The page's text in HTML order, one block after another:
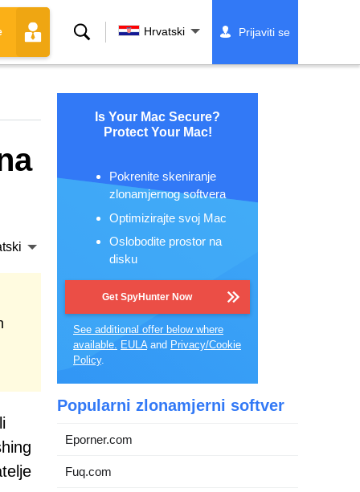
Traži Hrvatski Prijaviti se
Is Your Mac Secure?
Protect Your Mac!
Pokrenite skeniranje
zlonamjernog softvera
Optimizirajte svoj Mac
Oslobodite prostor na
disku
Get SpyHunter Now
See additional offer below where
available. EULAand Privacy/Cookie
Policy.
Popularni zlonamjerni softver
Eporner.com
Fuq.com